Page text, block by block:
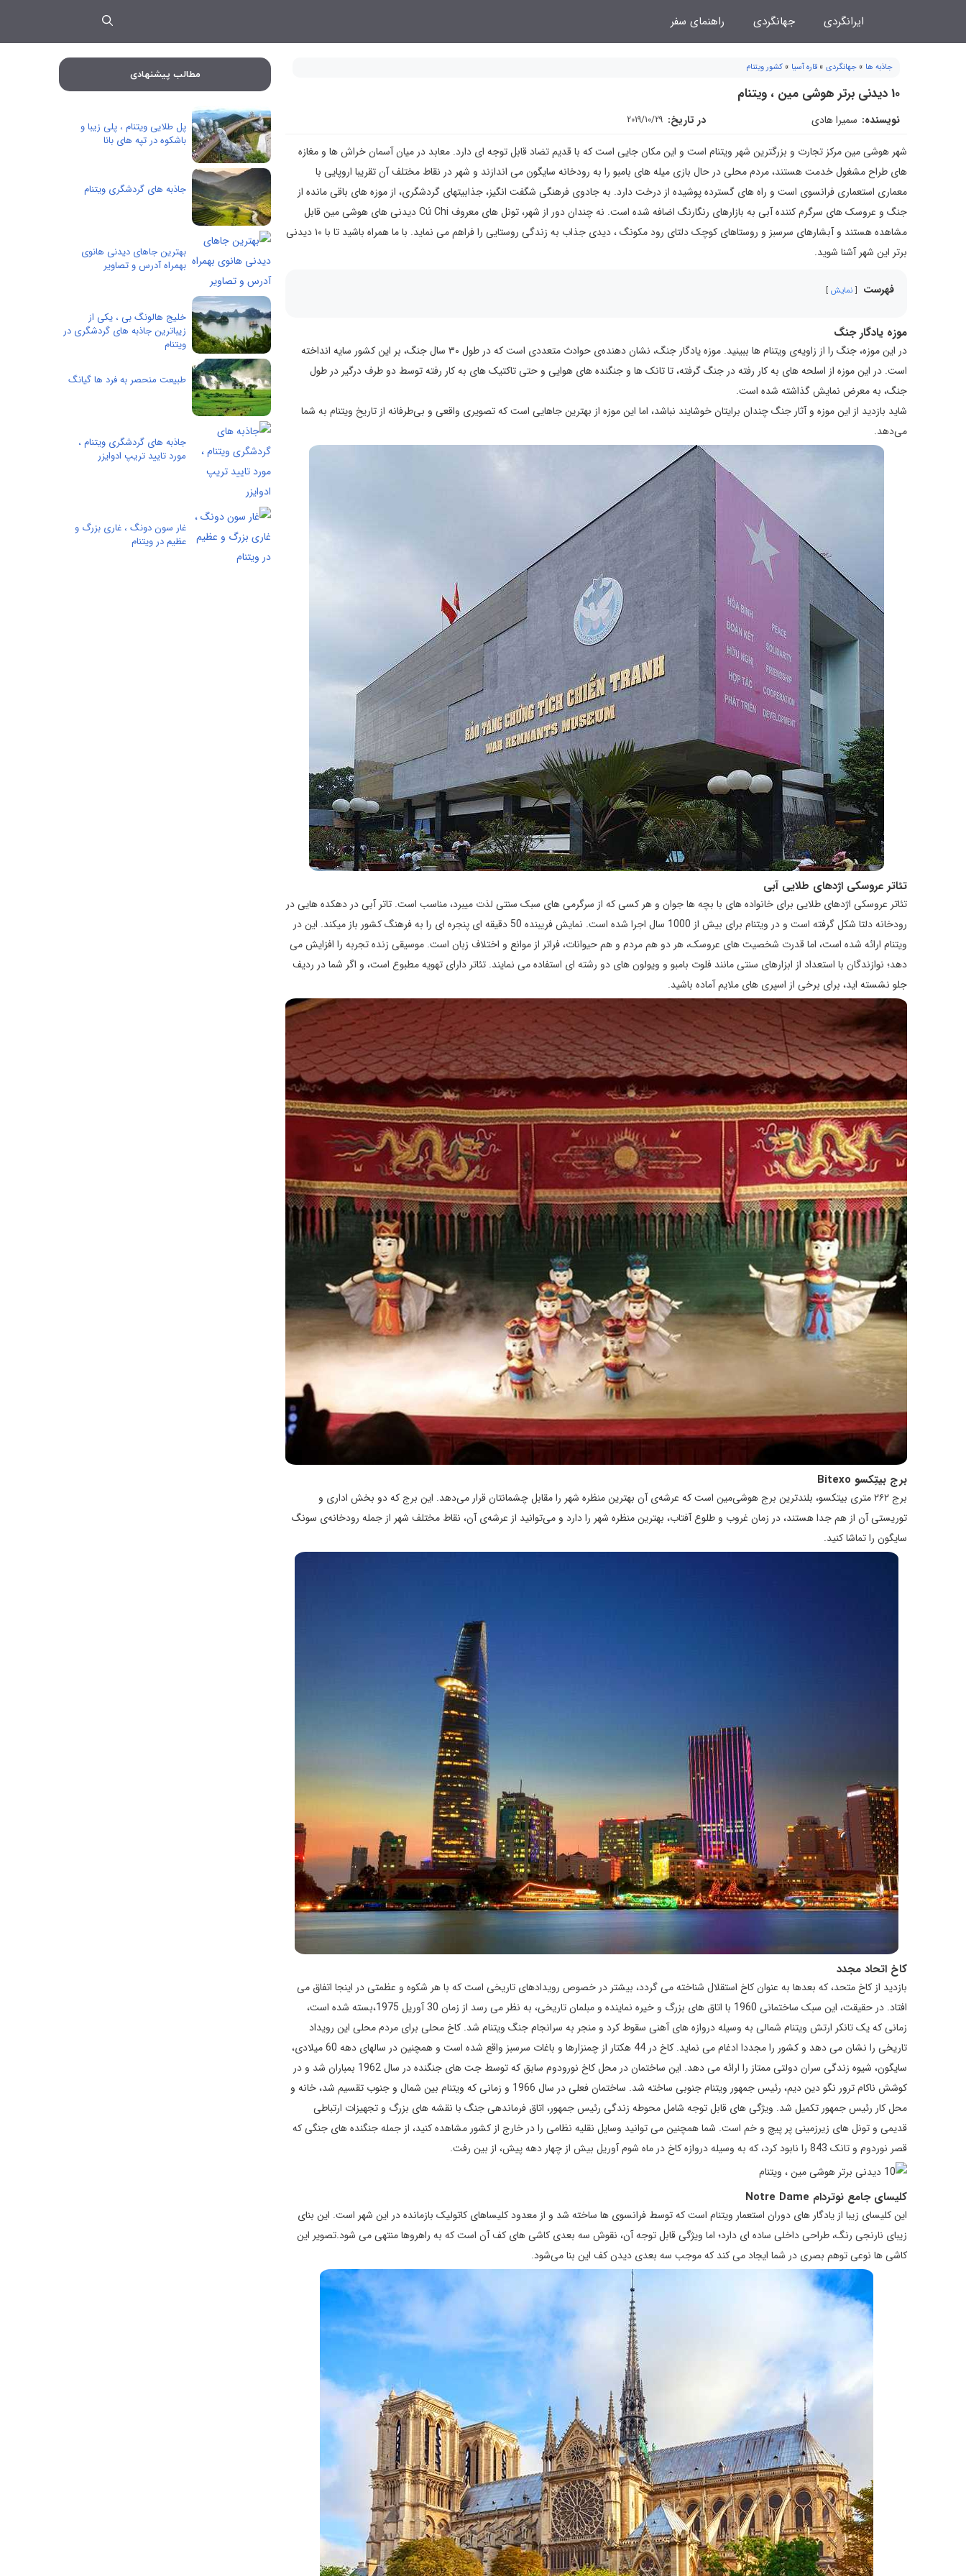
ایرانگردی جهانگردی راهنمای سفر
جاذبه ها » جهانگردی » قاره آسیا » کشور ویتنام
10 دیدنی برتر هوشی مین ، ویتنام
نویسنده: سمیرا هادی در تاریخ: 2019/10/29
شهر هوشی مین مرکز تجارت و بزرگترین شهر ویتنام است و این مکان جایی است که با قدیم تضاد قابل توجه ای دارد. معابد در میان آسمان خراش ها و مغازه
های طراح مشغول خدمت هستند، مردم محلی در حال بازی میله های بامبو را به رودخانه سایگون می اندازند و شهر در نقاط مختلف آن تقریبا اروپایی با
معماری استعماری فرانسوی است و راه های گسترده پوشیده از درخت دارد. به جادوی فرهنگی شگفت انگیز، جذابیتهای گردشگری، از موزه های باقی مانده از
جنگ و عروسک های سرگرم کننده آبی به بازارهای رنگارنگ اضافه شده است. نه چندان دور از شهر، تونل های معروف Cú Chi دیدنی های هوشی مین قابل
مشاهده هستند و آبشارهای سرسبز و روستاهای کوچک دلتای رود مکونگ ، دیدی جذاب به زندگی روستایی را فراهم می نماید. با ما همراه باشید تا با ۱۰ دیدنی
برتر این شهر آشنا شوید.
فهرست نمایش
موزه یادگار جنگ
در این موزه، جنگ را از زاویه‌ی ویتنام ها ببینید. موزه یادگار جنگ، نشان دهنده‌ی حوادث متعددی است که در طول ۳۰ سال جنگ، بر این کشور سایه انداخته
است. در این موزه از اسلحه های به کار رفته در جنگ گرفته، تا تانک ها و جنگنده های هوایی و حتی تاکتیک های به کار رفته توسط دو طرف درگیر در طول
جنگ، به معرض نمایش گذاشته شده است.
شاید بازدید از این موزه و آثار جنگ چندان برایتان خوشایند نباشد، اما این موزه از بهترین جاهایی است که تصویری واقعی و بی‌طرفانه از تاریخ ویتنام به شما
می‌دهد.
تئاتر عروسکی اژدهای طلایی آبی
تئاتر عروسکی اژدهای طلایی برای خانواده های با بچه ها جوان و هر کسی که از سرگرمی های سبک سنتی لذت میبرد، مناسب است. تاتر آبی در دهکده هایی در
رودخانه دلتا شکل گرفته است و در ویتنام برای بیش از 1000 سال اجرا شده است. نمایش فریبنده 50 دقیقه ای پنجره ای را به فرهنگ کشور باز میکند. این در
ویتنام ارائه شده است، اما قدرت شخصیت های عروسک، هر دو هم مردم و هم حیوانات، فراتر از موانع و اختلاف زبان است. موسیقی زنده تجربه را افزایش می
دهد؛ نوازندگان با استعداد از ابزارهای سنتی مانند فلوت بامبو و ویولون های دو رشته ای استفاده می نمایند. تئاتر دارای تهویه مطبوع است، و اگر شما در ردیف
جلو نشسته اید، برای برخی از اسپری های ملایم آماده باشید.
برج بیتِکسو‌ Bitexo
برج ۲۶۲ متری بیتکسو، بلندترین برج هو‌‌شی‌‌مین است که عرشه‌ی آن بهترین منظره شهر را مقابل چشمانتان قرار می‌دهد. این برج که دو بخش اداری و
توریستی آن از هم جدا هستند، در زمان غروب و طلوع آفتاب، بهترین منظره شهر را دارد و می‌توانید از عرشه‌ی آن، نقاط مختلف شهر از جمله رودخانه‌ی سونگ
سایگون را تماشا کنید.
کاخ اتحاد مجدد
بازدید از کاخ متحد، که بعدها به عنوان کاخ استقلال شناخته می گردد، بیشتر در خصوص رویدادهای تاریخی است که با هر شکوه و عظمتی در اینجا اتفاق می
افتاد. در حقیقت، این سبک ساختمانی 1960 با اتاق های بزرگ و خیره نماینده و مبلمان تاریخی، به نظر می رسد از زمان 30 آوریل 1975،بسته شده است،
زمانی که یک تانکر ارتش ویتنام شمالی به وسیله دروازه های آهنی سقوط کرد و منجر به سرانجام جنگ ویتنام شد. کاخ محلی برای مردم محلی این رویداد
تاریخی را نشان می دهد و کشور را مجددا ادغام می نماید. کاخ در 44 هکتار از چمنزارها و باغات سرسبز واقع شده است و همچنین در سالهای دهه 60 میلادی،
سایگون، شیوه زندگی سران دولتی ممتاز را ارائه می دهد. این ساختمان در محل کاخ نورودوم سابق که توسط جت های جنگنده در سال 1962 بمباران شد و در
کوشش ناکام ترور نگو دین دیم، رئیس جمهور ویتنام جنوبی ساخته شد. ساختمان فعلی در سال 1966 و زمانی که ویتنام بین شمال و جنوب تقسیم شد، خانه و
محل کار رئیس جمهور تکمیل شد. ویژگی های قابل توجه شامل محوطه زندگی رئیس جمهور، اتاق فرماندهی جنگ با نقشه های بزرگ و تجهیزات ارتباطی
قدیمی و تونل های زیرزمینی پر پیچ و خم است. شما همچنین می توانید وسایل نقلیه نظامی را در خارج از کشور مشاهده کنید، از جمله جنگنده های جنگی که
قصر نوردوم و تانک 843 را نابود کرد، که به وسیله دروازه کاخ در ماه شوم آوریل بیش از چهار دهه پیش، از بین رفت.
کلیسای جامع نوتردام Notre Dame
این کلیسای زیبا از یادگار های دوران استعمار ویتنام است که توسط فرانسوی ها ساخته شد و از معدود کلیساهای کاتولیک بازمانده در این شهر است. این بنای
زیبای نارنجی رنگ، طراحی داخلی ساده ای دارد؛ اما ویژگی قابل توجه آن، نقوش سه بعدی کاشی های کف آن است که به راهرو‌ها منتهی می شود.تصویر این
کاشی ها نوعی توهم بصری در شما ایجاد می کند که موجب سه بعدی دیدن کف این بنا می‌شود.
مطالب پیشنهادی
پل طلایی ویتنام ، پلی زیبا و
باشکوه در تپه های بانا
جاذبه های گردشگری ویتنام
بهترین جاهای دیدنی هانوی
بهمراه آدرس و تصاویر
خلیج هالونگ بی ، یکی از
زیباترین جاذبه های گردشگری در
ویتنام
طبیعت منحصر به فرد ها گیانگ
جاذبه های گردشگری ویتنام ،
مورد تایید تریپ ادوایزر
غار سون دونگ ، غاری بزرگ و
عظیم در ویتنام